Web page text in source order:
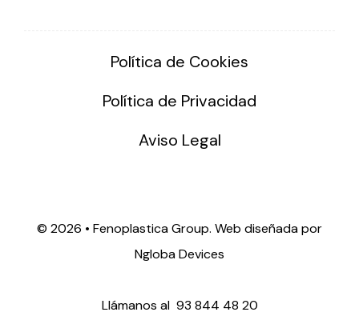
Política de Cookies
Política de Privacidad
Aviso Legal
© 2026 • Fenoplastica Group. Web diseñada por
Ngloba Devices
Llámanos al 93 844 48 20